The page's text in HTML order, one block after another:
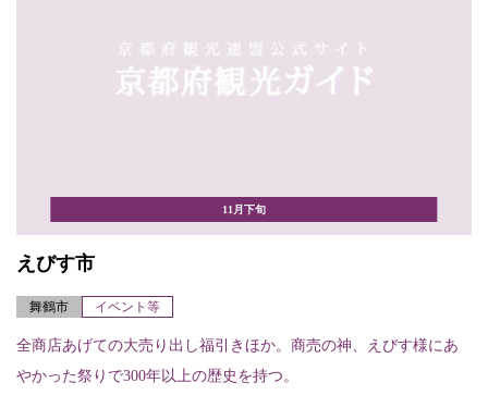
11月下旬
えびす市
舞鶴市 イベント等
全商店あげての大売り出し福引きほか。商売の神、えびす様にあ
やかった祭りで300年以上の歴史を持つ。